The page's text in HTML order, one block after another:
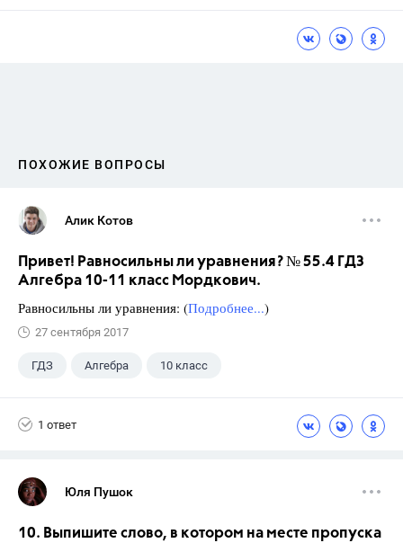
ПОХОЖИЕ ВОПРОСЫ
Алик Котов
Привет! Равносильны ли уравнения? № 55.4 ГДЗ
Алгебра 10-11 класс Мордкович.
Равносильны ли уравнения: (Подробнее...)
27 сентября 2017
ГДЗ Алгебра 10 класс
1 ответ
Юля Пушок
10. Выпишите слово, в котором на месте пропуска